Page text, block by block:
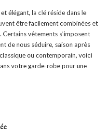
élégant, la clé réside dans le
être facilement combinées et
vêtements s’imposent
de nous séduire, saison après
ou contemporain, voici
votre garde-robe pour une